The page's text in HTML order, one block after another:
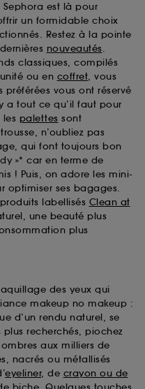
est là pour
un formidable choix
Restez à la pointe
nouveautés.
classiques, compilés
ou en coffret, vous
vous ont réservé
a tout ce qu’il faut pour
palettes sont
n’oubliez pas
qui font toujours bon
»* car en terme de
! Puis, on adore les mini-
optimiser ses bagages.
labellisés Clean at
une beauté plus
plus
des yeux qui
makeup no makeup :
d’un rendu naturel, se
recherchés, piochez
aux milliers de
nacrés ou métallisés
eyeliner, de crayon ou de